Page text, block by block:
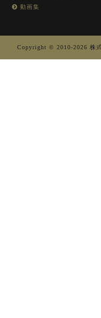
動画集
Copyright © 2010-2026 株